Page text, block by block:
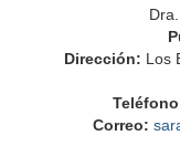
Dirección: Los
Correo: